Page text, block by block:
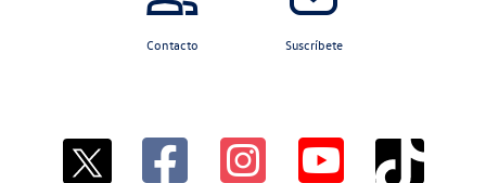
Contacto Suscríbete